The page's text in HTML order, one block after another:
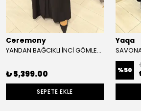
Ceremony
YANDAN BAĞCIKLI İNCİ GÖMLEK ELBİSE
₺ 5,399.00
SEPETE EKLE
Yaqa
%50